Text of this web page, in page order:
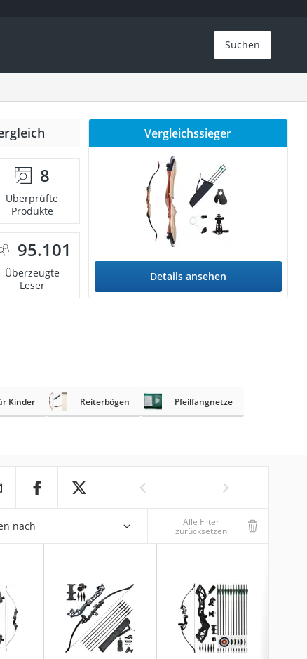
Suchen
8
Überprüfte
Produkte
95.101
Überzeugte
Leser
Vergleichssieger
Details ansehen
Kinder Reiterbögen Pfeilfangnetze
nach Alle Filter
zurücksetzen